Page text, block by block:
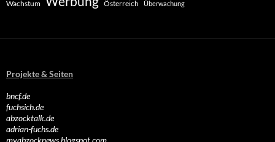
Wachstum Österreich Überwachung
Projekte & Seiten
bncf.de
fuchsich.de
abzocktalk.de
adrian-fuchs.de